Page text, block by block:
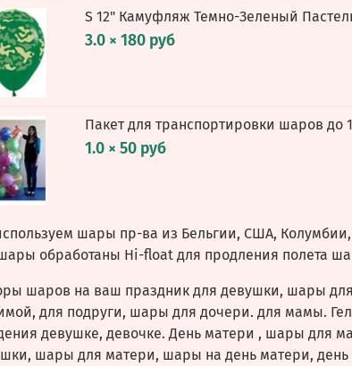
S 12" Камуфляж Темно-Зеленый
3.0 × 180 руб
Пакет для транспортировки шаров до
1.0 × 50 руб
шары пр-ва из Бельгии, США,
обработаны Hi-float для продления полета
шаров на ваш праздник для девушки, шары
для подруги, шары для дочери. для мамы.
девушке, девочке. День матери , шары для
шары для матери, шары на день матери,